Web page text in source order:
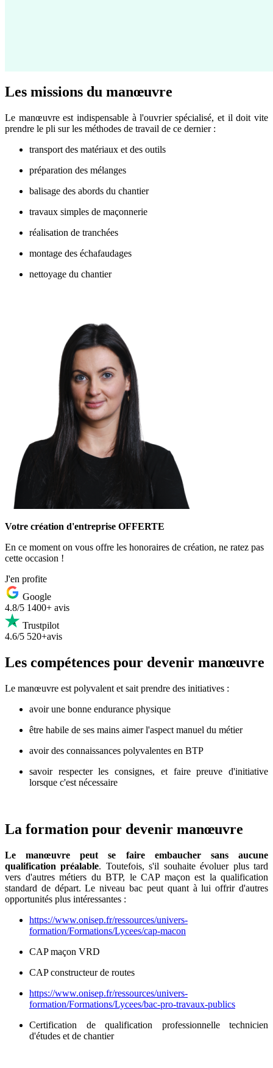
Les missions du manœuvre
Le manœuvre est indispensable à l'ouvrier spécialisé, et il doit vite
prendre le pli sur les méthodes de travail de ce dernier :
transport des matériaux et des outils
préparation des mélanges
balisage des abords du chantier
travaux simples de maçonnerie
réalisation de tranchées
montage des échafaudages
nettoyage du chantier
Votre création d'entreprise OFFERTE
En ce moment on vous offre les honoraires de création, ne ratez pas
cette occasion !
J'en profite
Google
4.8/5 1400+ avis
Trustpilot
4.6/5 520+avis
Les compétences pour devenir manœuvre
Le manœuvre est polyvalent et sait prendre des initiatives :
avoir une bonne endurance physique
être habile de ses mains aimer l'aspect manuel du métier
avoir des connaissances polyvalentes en BTP
savoir respecter les consignes, et faire preuve d'initiative
lorsque c'est nécessaire
La formation pour devenir manœuvre
Le manœuvre peut se faire embaucher sans aucune
qualification préalable. Toutefois, s'il souhaite évoluer plus tard
vers d'autres métiers du BTP, le CAP maçon est la qualification
standard de départ. Le niveau bac peut quant à lui offrir d'autres
opportunités plus intéressantes :
https://www.onisep.fr/ressources/univers-
formation/Formations/Lycees/cap-macon
CAP maçon VRD
CAP constructeur de routes
https://www.onisep.fr/ressources/univers-
formation/Formations/Lycees/bac-pro-travaux-publics
Certification de qualification professionnelle technicien
d'études et de chantier